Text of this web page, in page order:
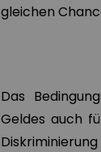
gleichen
Das
Geldes auch